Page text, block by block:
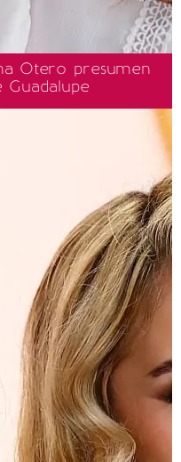
Otero presumen
Guadalupe